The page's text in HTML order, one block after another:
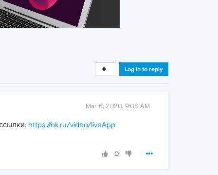
Log in to reply
Mar 6, 2020, 9:08 AM
https://ok.ru/video/liveApp
0